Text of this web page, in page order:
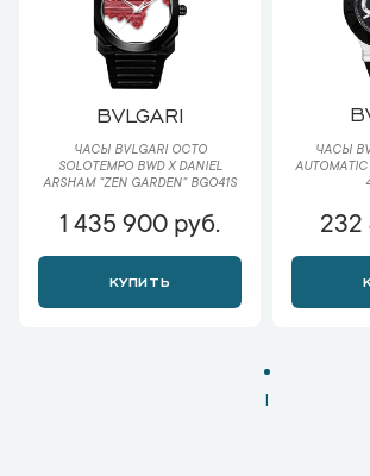
BVLGARI
ЧАСЫ BVLGARI OCTO
SOLOTEMPO BWD X DANIEL
ARSHAM "ZEN GARDEN" BGO41S
1 435 900 руб.
КУПИТЬ
ЧАСЫ
232
1